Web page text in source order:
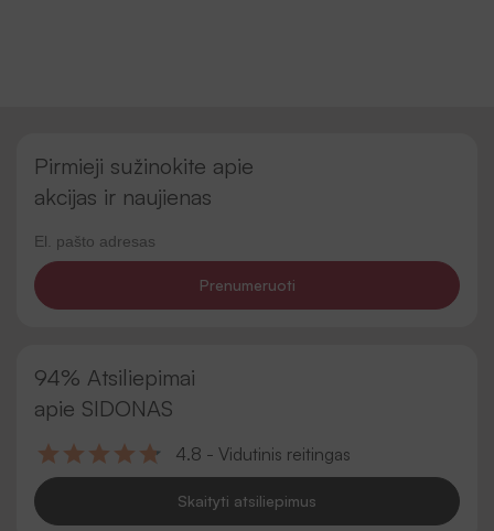
Pirmieji sužinokite apie
akcijas ir naujienas
Prenumeruoti
94% Atsiliepimai
apie SIDONAS
4.8 - Vidutinis reitingas
Skaityti atsiliepimus